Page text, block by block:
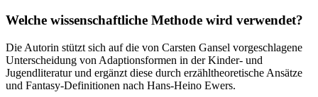
Welche wissenschaftliche Methode wird verwendet?
Die Autorin stützt sich auf die von Carsten Gansel vorgeschlagene
Unterscheidung von Adaptionsformen in der Kinder- und
Jugendliteratur und ergänzt diese durch erzähltheoretische Ansätze
und Fantasy-Definitionen nach Hans-Heino Ewers.